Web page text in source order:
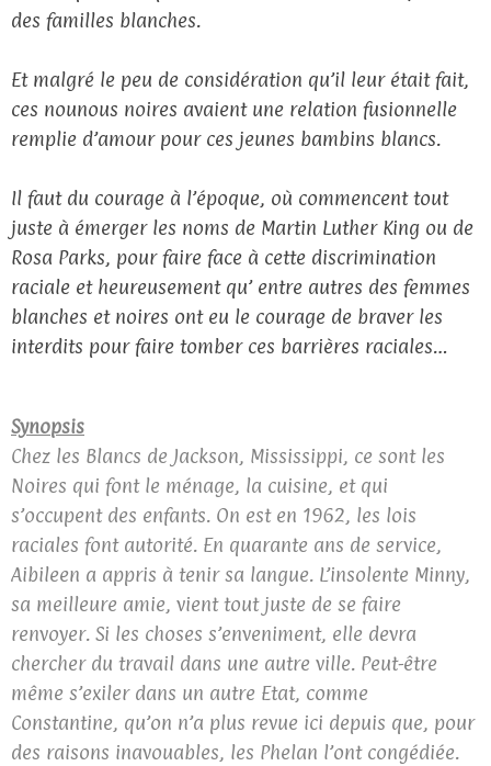
des familles blanches.
Et malgré le peu de considération qu’il leur était fait,
ces nounous noires avaient une relation fusionnelle
remplie d’amour pour ces jeunes bambins blancs.
Il faut du courage à l’époque, où commencent tout
juste à émerger les noms de Martin Luther King ou de
Rosa Parks, pour faire face à cette discrimination
raciale et heureusement qu’ entre autres des femmes
blanches et noires ont eu le courage de braver les
interdits pour faire tomber ces barrières raciales…
Synopsis
Chez les Blancs de Jackson, Mississippi, ce sont les
Noires qui font le ménage, la cuisine, et qui
s’occupent des enfants. On est en 1962, les lois
raciales font autorité. En quarante ans de service,
Aibileen a appris à tenir sa langue. L’insolente Minny,
sa meilleure amie, vient tout juste de se faire
renvoyer. Si les choses s’enveniment, elle devra
chercher du travail dans une autre ville. Peut-être
même s’exiler dans un autre Etat, comme
Constantine, qu’on n’a plus revue ici depuis que, pour
des raisons inavouables, les Phelan l’ont congédiée.